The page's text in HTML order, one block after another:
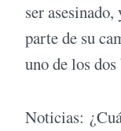
ser
parte de su
uno de los
Noticias: